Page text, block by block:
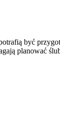
być
planować